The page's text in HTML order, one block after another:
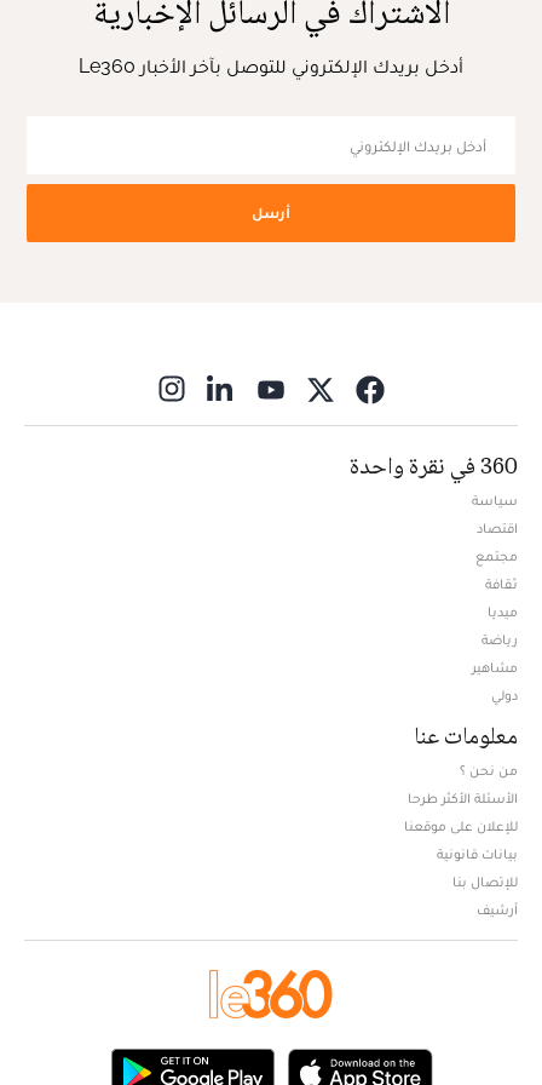
الاشتراك في الرسائل الإخبارية
أدخل بريدك الإلكتروني للتوصل بآخر الأخبار Le360
أرسل
360 في نقرة واحدة
سياسة
اقتصاد
مجتمع
ثقافة
ميديا
رياضة
مشاهير
دولي
معلومات عنا
من نحن ؟
الأسئلة الأكثر طرحا
للإعلان على موقعنا
بيانات قانونية
للإتصال بنا
أرشيف